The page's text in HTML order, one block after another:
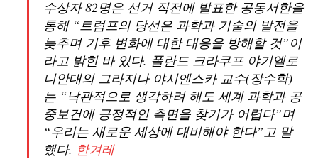
수상자 82명은 선거 직전에 발표한 공동서한을
통해 “트럼프의 당선은 과학과 기술의 발전을
늦추며 기후 변화에 대한 대응을 방해할 것”이
라고 밝힌 바 있다. 폴란드 크라쿠프 야기엘로
니안대의 그라지나 야시엔스카 교수(장수학)
는 “낙관적으로 생각하려 해도 세계 과학과 공
중보건에 긍정적인 측면을 찾기가 어렵다”며
“우리는 새로운 세상에 대비해야 한다”고 말
했다. 한겨레